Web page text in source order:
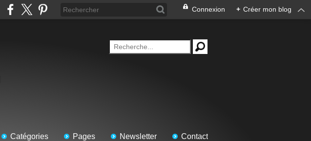
Connexion + Créer mon blog
Catégories Pages Newsletter Contact